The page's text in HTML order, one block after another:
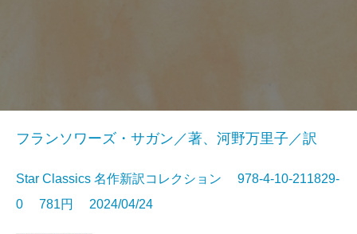
フランソワーズ・サガン／著、河野万里子／訳
Star Classics 名作新訳コレクション 978-4-10-211829-
0 781円 2024/04/24